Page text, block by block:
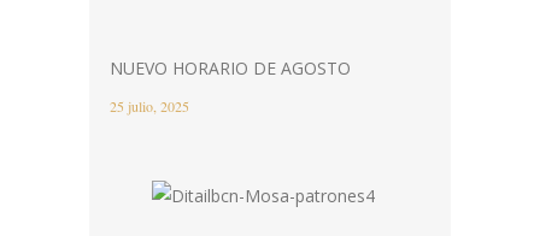
NUEVO HORARIO DE AGOSTO
25 julio, 2025